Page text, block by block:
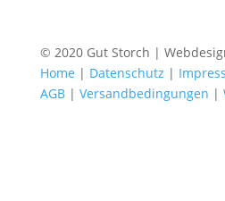
© 2020 Gut Storch |
Home | Datenschutz |
AGB| Versandbedingungen |